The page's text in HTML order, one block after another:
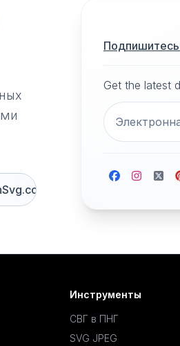
Get the latest
Инструменты
СВГ в ПНГ
SVG JPEG